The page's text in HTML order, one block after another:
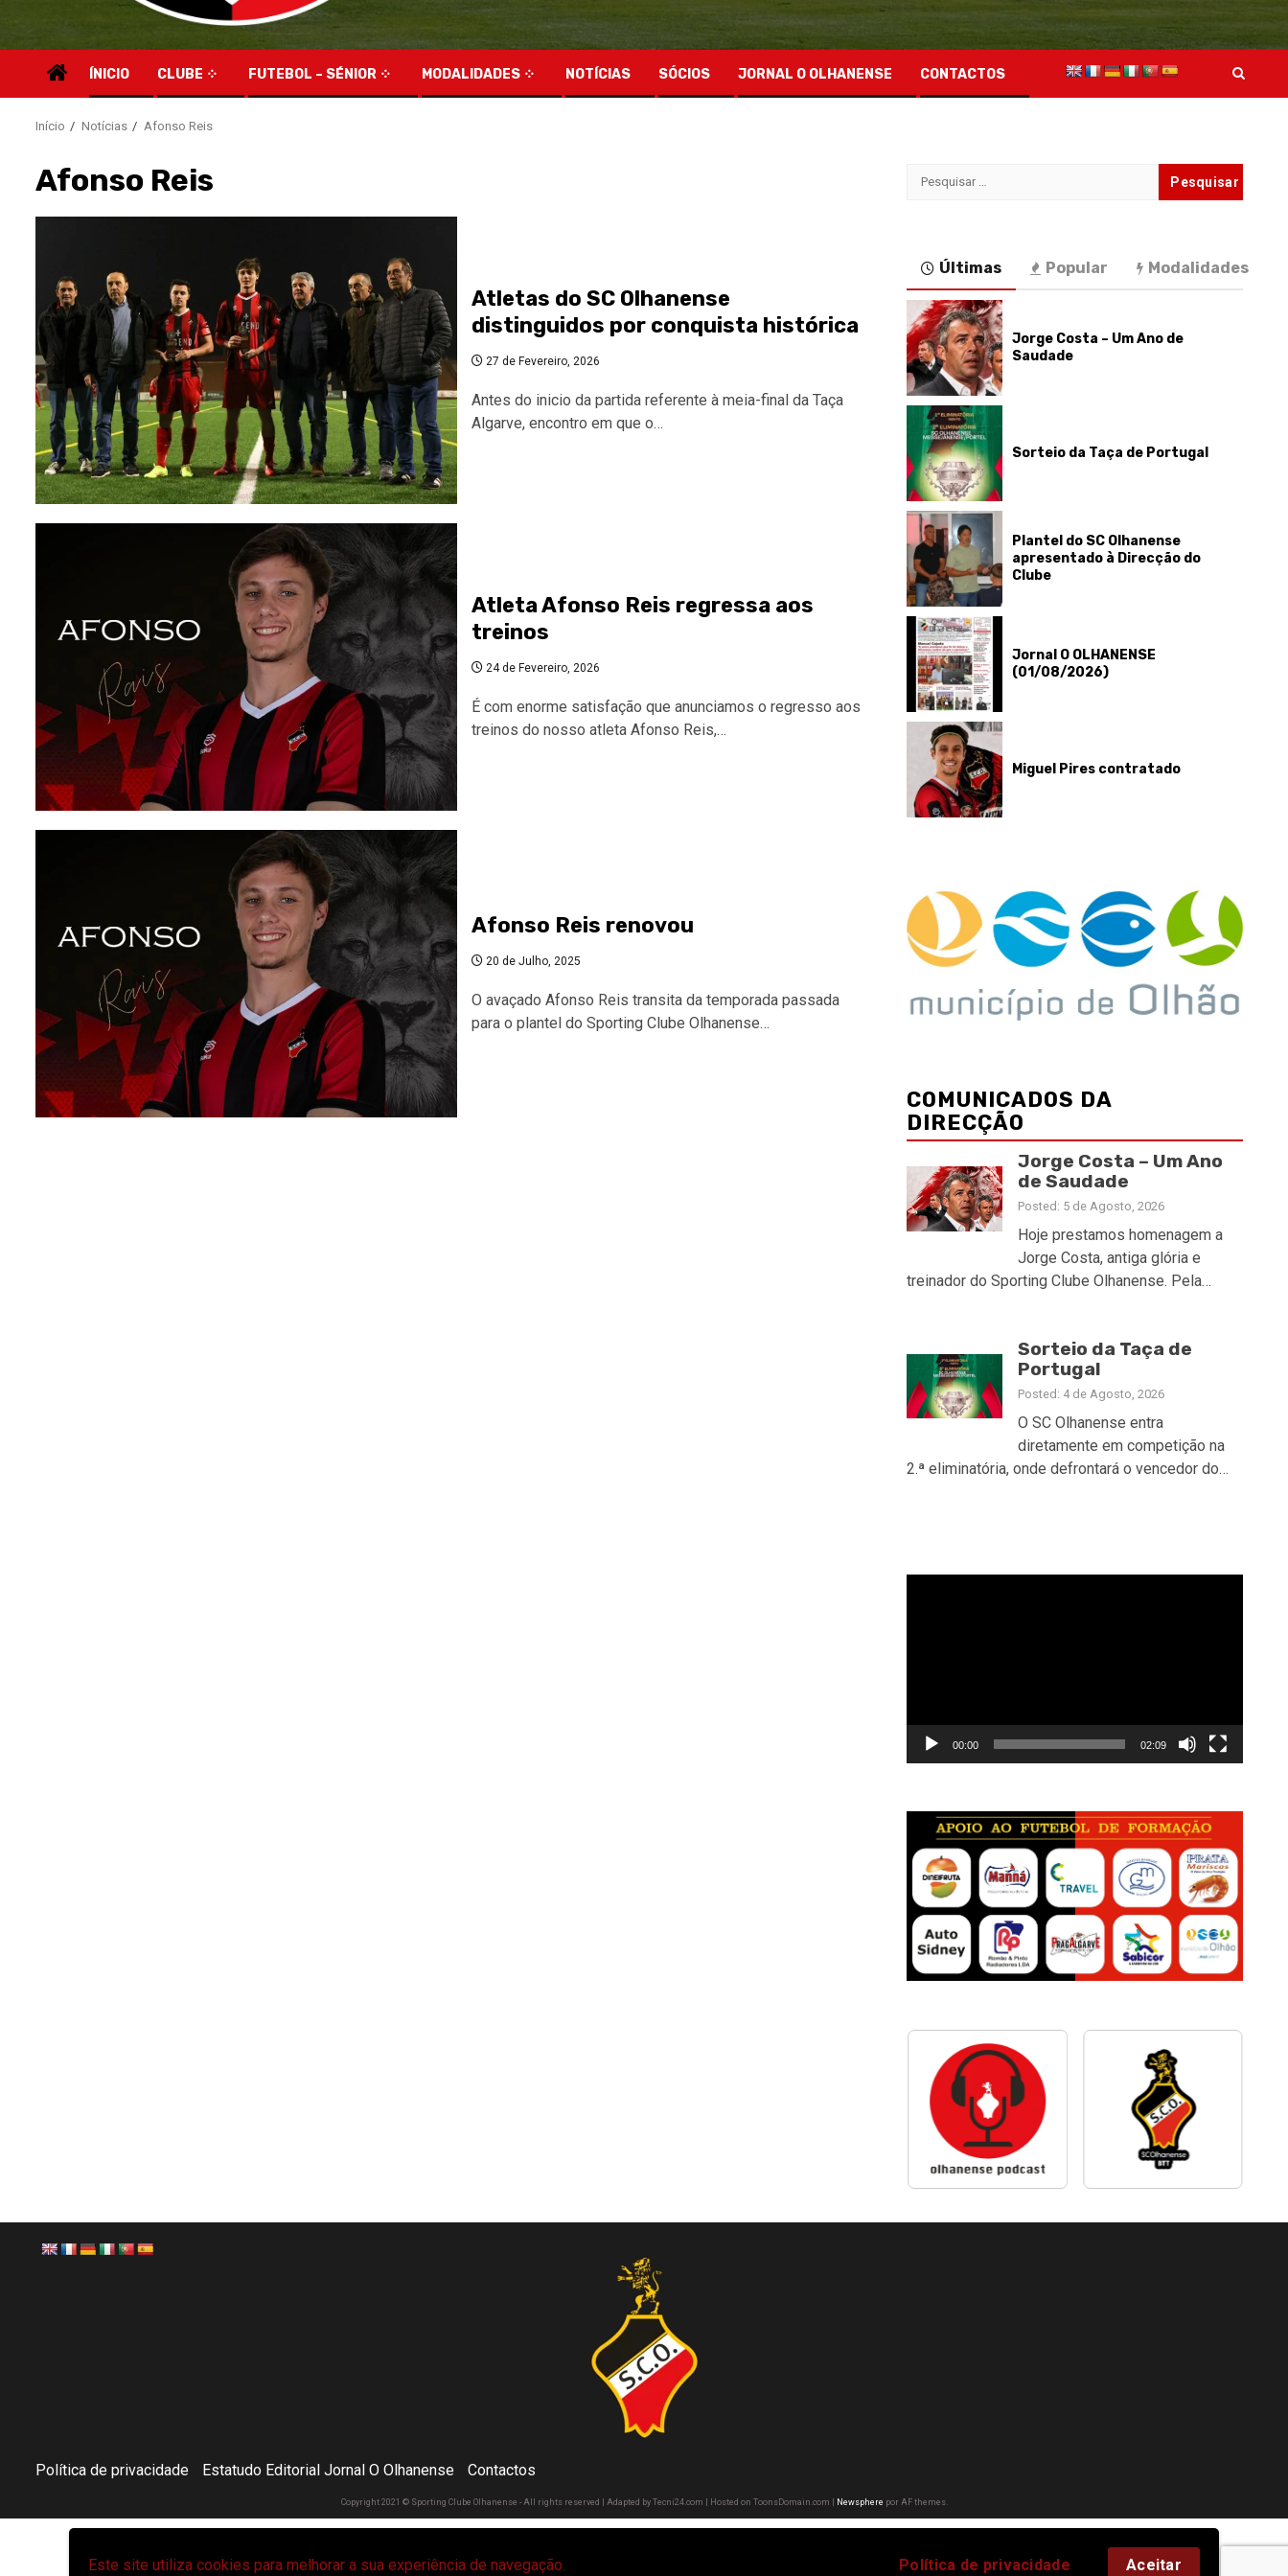
Este site utiliza cookies para melhorar a sua experiência de navegação. Política de privacidade Aceitar
ÍNICIO CLUBE FUTEBOL – SÉNIOR MODALIDADES NOTÍCIAS SÓCIOS JORNAL O OLHANENSE CONTACTOS
Início Notícias Afonso Reis
Afonso Reis
Atletas do SC Olhanense
distinguidos por conquista histórica
27 de Fevereiro, 2026
Antes do inicio da partida referente à meia-final da Taça
Algarve, encontro em que o…
Atleta Afonso Reis regressa aos
treinos
24 de Fevereiro, 2026
É com enorme satisfação que anunciamos o regresso aos
treinos do nosso atleta Afonso Reis,…
Afonso Reis renovou
20 de Julho, 2025
O avaçado Afonso Reis transita da temporada passada
para o plantel do Sporting Clube Olhanense…
Pesquisar
Últimas Popular Modalidades
Jorge Costa – Um Ano de
Saudade
Sorteio da Taça de Portugal
Plantel do SC Olhanense
apresentado à Direcção do
Clube
Jornal O OLHANENSE
(01/08/2026)
Miguel Pires contratado
COMUNICADOS DA
DIRECÇÃO
Jorge Costa – Um Ano
de Saudade
Posted: 5 de Agosto, 2026
Hoje prestamos homenagem a
Jorge Costa, antiga glória e
treinador do Sporting Clube Olhanense. Pela…
Sorteio da Taça de
Portugal
Posted: 4 de Agosto, 2026
O SC Olhanense entra
diretamente em competição na
2.ª eliminatória, onde defrontará o vencedor do…
00:00 02:09
Política de privacidade Estatudo Editorial Jornal O Olhanense Contactos
Copyright 2021 © Sporting Clube Olhanense - All rights reserved | Adapted by Tecni24.com | Hosted on ToonsDomain.com Newsphere por AF themes.